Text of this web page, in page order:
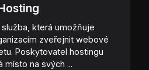
která umožňuje
zveřejnit webové
Poskytovatel hostingu
místo na svých ...